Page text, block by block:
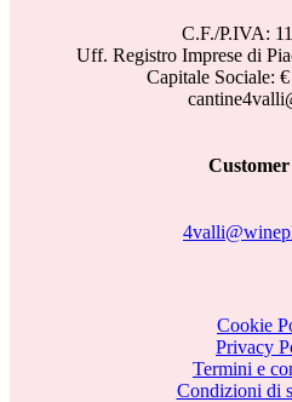
C.F./P.IVA:
Uff. Registro Imprese di
Capitale Sociale:
Cookie
Privacy
Termini e
Condizioni di